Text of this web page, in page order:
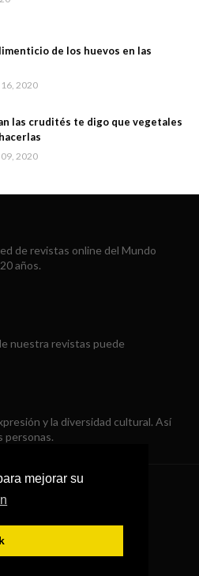
mejorar su
de los huevos en las
2020
las crudités te digo que vegetales
2020
de revistas online del Mundo
años.
nuestra revistas puede
y la diversidad cultural. Así
personas.
© 1998 -